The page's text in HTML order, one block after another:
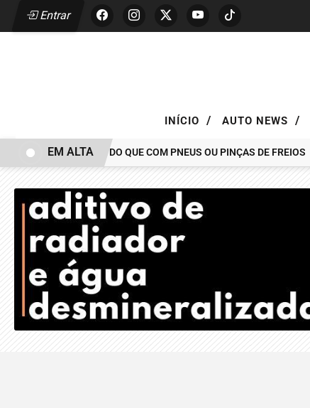
Entrar
INÍCIO / AUTO NEWS /
COM GOVERNANÇA DO QUE COM PNEUS OU PINÇAS DE FREIOS
EM ALTA